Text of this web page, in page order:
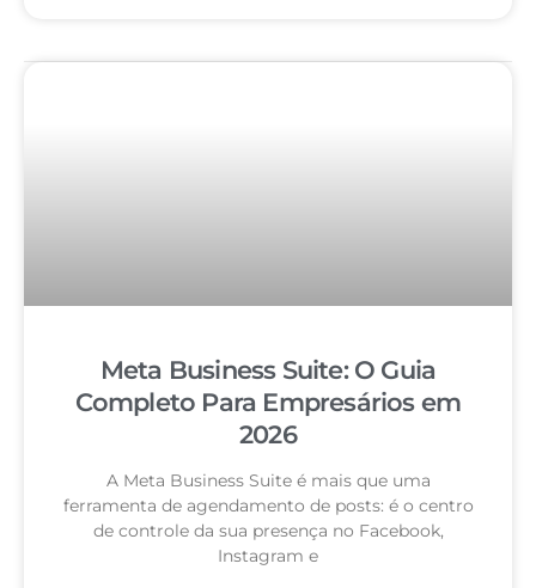
Meta Business Suite: O Guia
Completo Para Empresários em
2026
A Meta Business Suite é mais que uma
ferramenta de agendamento de posts: é o centro
de controle da sua presença no Facebook,
Instagram e